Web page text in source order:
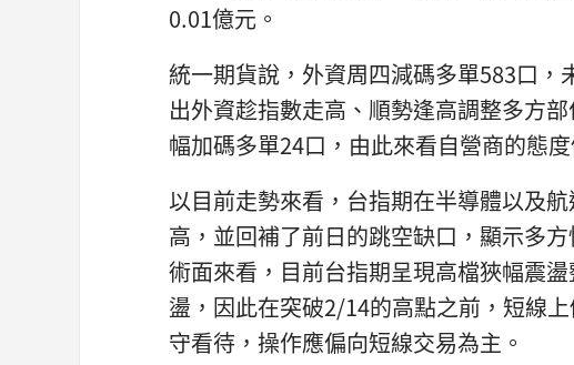
0.01億元。
統一期貨說，外資周四減碼多單583口
出外資趁指數走高、順勢逢高調整多方
幅加碼多單24口，由此來看自營商的態度
以目前走勢來看，台指期在半導體以及
高，並回補了前日的跳空缺口，顯示多
術面來看，目前台指期呈現高檔狹幅震
盪，因此在突破2/14的高點之前，短線
守看待，操作應偏向短線交易為主。